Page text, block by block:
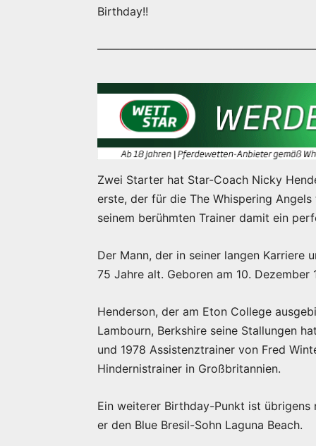
Birthday!!
Zwei Starter hat Star-Coach Nicky
erste, der für die The Whispering
seinem berühmten Trainer damit ein
Der Mann, der in seiner langen Karriere
75 Jahre alt. Geboren am 10.
Henderson, der am Eton College
Lambourn, Berkshire seine Stallungen
und 1978 Assistenztrainer von Fred
Hindernistrainer in Großbritannien.
Ein weiterer Birthday-Punkt ist
er den Blue Bresil-Sohn Laguna Beach.